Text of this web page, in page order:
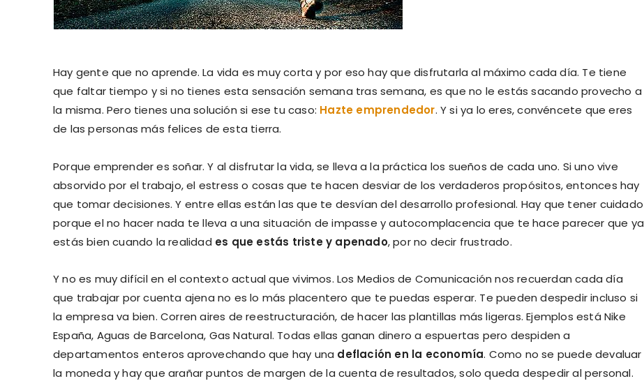
Hay gente que no aprende. La vida es muy corta y por eso hay que disfrutarla al máximo cada día. Te tiene
que faltar tiempo y si no tienes esta sensación semana tras semana, es que no le estás sacando provecho a
la misma. Pero tienes una solución si ese tu caso: Hazte emprendedor. Y si ya lo eres, convéncete que eres
de las personas más felices de esta tierra.
Porque emprender es soñar. Y al disfrutar la vida, se lleva a la práctica los sueños de cada uno. Si uno vive
absorvido por el trabajo, el estress o cosas que te hacen desviar de los verdaderos propósitos, entonces hay
que tomar decisiones. Y entre ellas están las que te desvían del desarrollo profesional. Hay que tener cuidado
porque el no hacer nada te lleva a una situación de impasse y autocomplacencia que te hace parecer que ya
estás bien cuando la realidad es que estás triste y apenado, por no decir frustrado.
Y no es muy difícil en el contexto actual que vivimos. Los Medios de Comunicación nos recuerdan cada día
que trabajar por cuenta ajena no es lo más placentero que te puedas esperar. Te pueden despedir incluso si
la empresa va bien. Corren aires de reestructuración, de hacer las plantillas más ligeras. Ejemplos está Nike
España, Aguas de Barcelona, Gas Natural. Todas ellas ganan dinero a espuertas pero despiden a
departamentos enteros aprovechando que hay una deflación en la economía. Como no se puede devaluar
la moneda y hay que arañar puntos de margen de la cuenta de resultados, solo queda despedir al personal.